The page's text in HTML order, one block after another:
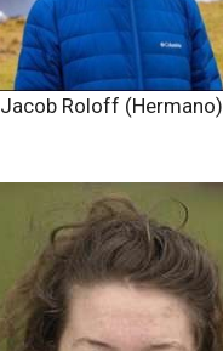
Jacob Roloff (Hermano)